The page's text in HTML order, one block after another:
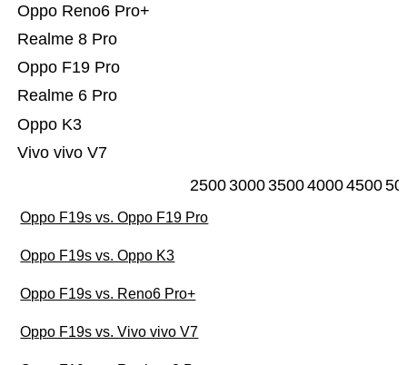
Vivo vivo V7
Oppo K3
Realme 6 Pro
Oppo F19 Pro
Realme 8 Pro
Oppo Reno6 Pro+
25003000350040004500
Oppo F19s vs. Oppo F19 Pro
Oppo F19s vs. Oppo K3
Oppo F19s vs. Reno6 Pro+
Oppo F19s vs. Vivo vivo V7